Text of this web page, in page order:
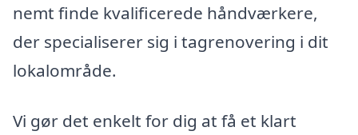
nemt finde kvalificerede håndværkere,
der specialiserer sig i tagrenovering i dit
lokalområde.
Vi gør det enkelt for dig at få et klart